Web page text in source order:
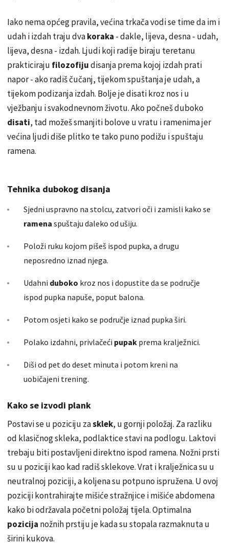
Iako nema općeg pravila, većina trkača vodi se time da im i
udah i izdah traju dvakoraka - dakle, lijeva, desna - udah,
lijeva, desna - izdah. Ljudi koji radije biraju teretanu
prakticiraju filozofijudisanja prema kojoj izdah prati
napor - ako radiš čučanj, tijekom spuštanja je udah, a
tijekom podizanja izdah. Bolje je disati kroz nos i u
vježbanju i svakodnevnom životu. Ako počneš duboko
disati, tad možeš smanjiti bolove u vratu i ramenima jer
većina ljudi diše plitko te tako puno podižu i spuštaju
ramena.
Tehnika dubokog disanja
Sjedni uspravno na stolcu, zatvori oči i zamisli kako se
ramena spuštaju daleko od ušiju.
Položi ruku kojom pišeš ispod pupka, a drugu
neposredno iznad njega.
Udahni duboko kroz nos i dopustite da se područje
ispod pupka napuše, poput balona.
Potom osjeti kako se područje iznad pupka širi.
Polako izdahni, privlačeći pupak prema kralježnici.
Diši od pet do deset minuta i potom kreni na
uobičajeni trening.
Kako se izvodi plank
Postavi se u poziciju zasklek, u gornji položaj. Za razliku
od klasičnog skleka, podlaktice stavi na podlogu. Laktovi
trebaju biti postavljeni direktno ispod ramena. Nožni prsti
su u poziciji kao kad radiš sklekove. Vrat i kralježnica su u
neutralnoj poziciji, a koljena su potpuno ispružena. U ovoj
poziciji kontrahirajte mišiće stražnjice i mišiće abdomena
kako bi održavala početni položaj tijela. Optimalna
pozicija nožnih prstiju je kada su stopala razmaknuta u
širini kukova.